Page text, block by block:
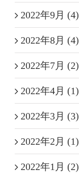
2022年9月 (4)
2022年8月 (4)
2022年7月 (2)
2022年4月 (1)
2022年3月 (3)
2022年2月 (1)
2022年1月 (2)